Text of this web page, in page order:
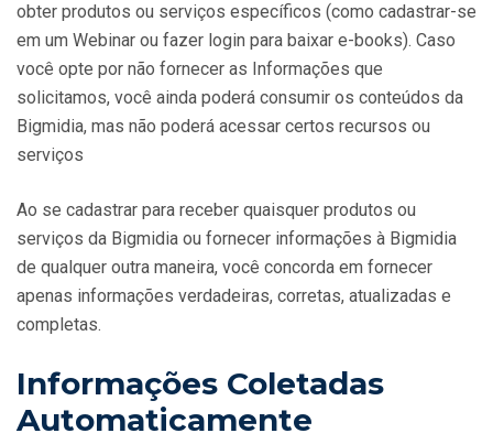
obter produtos ou serviços específicos (como cadastrar-se
em um Webinar ou fazer login para baixar e-books). Caso
você opte por não fornecer as Informações que
solicitamos, você ainda poderá consumir os conteúdos da
Bigmidia, mas não poderá acessar certos recursos ou
serviços
Ao se cadastrar para receber quaisquer produtos ou
serviços da Bigmidia ou fornecer informações à Bigmidia
de qualquer outra maneira, você concorda em fornecer
apenas informações verdadeiras, corretas, atualizadas e
completas.
Informações Coletadas
Automaticamente